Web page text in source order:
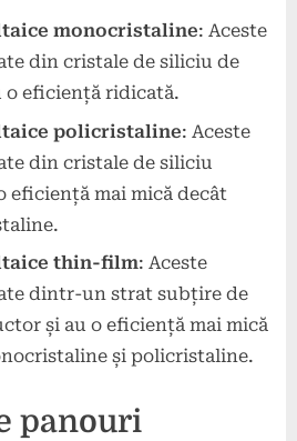
monocristaline: Aceste
din cristale de siliciu de
eficiență ridicată.
policristaline: Aceste
din cristale de siliciu
eficiență mai mică decât
thin-film: Aceste
dintr-un strat subțire de
și au o eficiență mai mică
și policristaline.
panouri